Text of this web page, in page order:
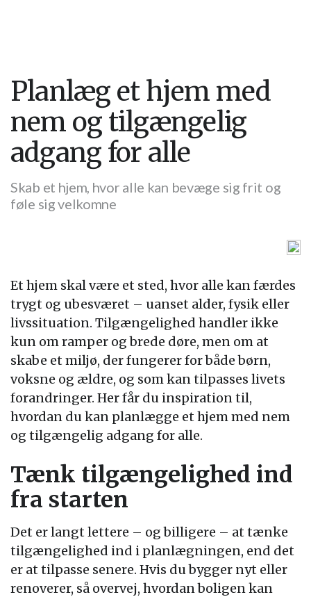
Planlæg et hjem med
nem og tilgængelig
adgang for alle
Skab et hjem, hvor alle kan bevæge sig frit og
føle sig velkomne
Et hjem skal være et sted, hvor alle kan færdes
trygt og ubesværet – uanset alder, fysik eller
livssituation. Tilgængelighed handler ikke
kun om ramper og brede døre, men om at
skabe et miljø, der fungerer for både børn,
voksne og ældre, og som kan tilpasses livets
forandringer. Her får du inspiration til,
hvordan du kan planlægge et hjem med nem
og tilgængelig adgang for alle.
Tænk tilgængelighed ind
fra starten
Det er langt lettere – og billigere – at tænke
tilgængelighed ind i planlægningen, end det
er at tilpasse senere. Hvis du bygger nyt eller
renoverer, så overvej, hvordan boligen kan